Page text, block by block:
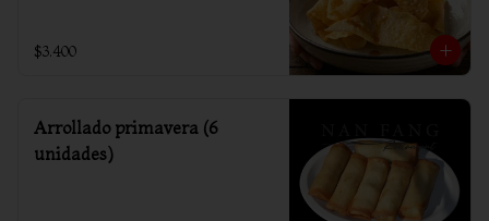
$3.400
Arrollado primavera (6
unidades)